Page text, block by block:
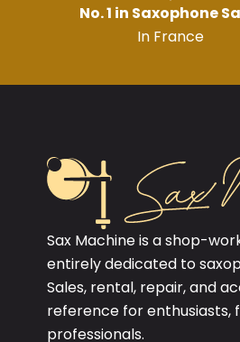
No. 1 in Saxophone
In France
Sax Machine is a shop-
entirely dedicated to
Sales, rental, repair, and
reference for enthusiasts,
professionals.